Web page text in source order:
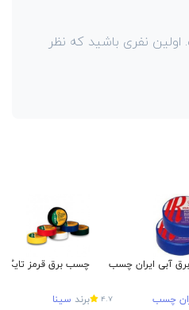
نفری باشید که نظر
آبی ایران چسب
چسب 4.7
چسب برق قرمز تایگر
برند سینا